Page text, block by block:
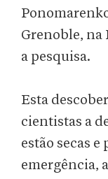
Grenoble, na
a pesquisa.
Esta
cientistas a
estão secas
emergência,